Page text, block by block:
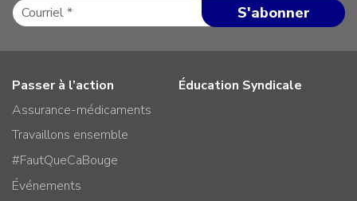
Passer à l’action
Assurance-médicaments
Travaillons ensemble
#FautQueCaBouge
Événements
Éducation Syndicale